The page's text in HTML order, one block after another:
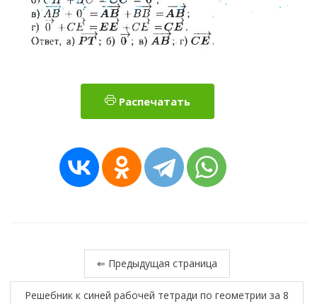
Распечатать
⇐ Предыдущая страница
Решебник к синей рабочей тетради по геометрии за 8